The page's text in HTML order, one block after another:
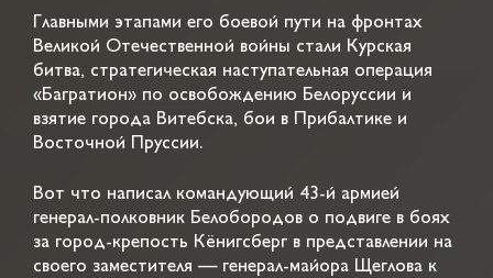
Главными этапами его боевой пути на фронтах
Великой Отечественной войны стали Курская
битва, стратегическая наступательная операция
«Багратион» по освобождению Белоруссии и
взятие города Витебска, бои в Прибалтике и
Восточной Пруссии.
Вот что написал командующий 43-й армией
генерал-полковник Белобородов о подвиге в боях
за город-крепость Кёнигсберг в представлении на
своего заместителя — генерал-майора Щеглова к